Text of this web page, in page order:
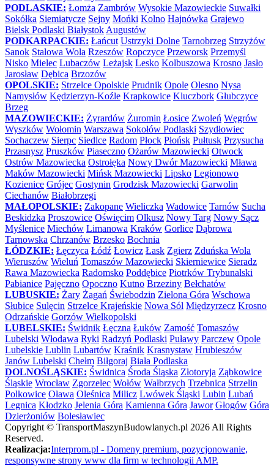
PODLASKIE: Łomża Zambrów Wysokie Mazowieckie Suwałki
Sokółka Siemiatycze Sejny Mońki Kolno Hajnówka Grajewo
Bielsk Podlaski Białystok Augustów
PODKARPACKIE: Łańcut Ustrzyki Dolne Tarnobrzeg Strzyżów
Sanok Stalowa Wola Rzeszów Ropczyce Przeworsk Przemyśl
Nisko Mielec Lubaczów Leżajsk Lesko Kolbuszowa Krosno Jasło
Jarosław Dębica Brzozów
OPOLSKIE: Strzelce Opolskie Prudnik Opole Olesno Nysa
Namysłów Kędzierzyn-Koźle Krapkowice Kluczbork Głubczyce
Brzeg
MAZOWIECKIE: Żyrardów Żuromin Łosice Zwoleń Węgrów
Wyszków Wołomin Warszawa Sokołów Podlaski Szydłowiec
Sochaczew Sierpc Siedlce Radom Płock Płońsk Pułtusk Przysucha
Przasnysz Pruszków Piaseczno Ożarów Mazowiecki Otwock
Ostrów Mazowiecka Ostrołęka Nowy Dwór Mazowiecki Mława
Maków Mazowiecki Mińsk Mazowiecki Lipsko Legionowo
Kozienice Grójec Gostynin Grodzisk Mazowiecki Garwolin
Ciechanów Białobrzegi
MAŁOPOLSKIE: Zakopane Wieliczka Wadowice Tarnów Sucha
Beskidzka Proszowice Oświęcim Olkusz Nowy Targ Nowy Sącz
Myślenice Miechów Limanowa Kraków Gorlice Dąbrowa
Tarnowska Chrzanów Brzesko Bochnia
ŁÓDZKIE: Łęczyca Łódź Łowicz Łask Zgierz Zduńska Wola
Wieruszów Wieluń Tomaszów Mazowiecki Skierniewice Sieradz
Rawa Mazowiecka Radomsko Poddębice Piotrków Trybunalski
Pabianice Pajęczno Opoczno Kutno Brzeziny Bełchatów
LUBUSKIE: Żary Żagań Świebodzin Zielona Góra Wschowa
Słubice Sulęcin Strzelce Krajeńskie Nowa Sól Międzyrzecz Krosno
Odrzańskie Gorzów Wielkopolski
LUBELSKIE: Świdnik Łęczna Łuków Zamość Tomaszów
Lubelski Włodawa Ryki Radzyń Podlaski Puławy Parczew Opole
Lubelskie Lublin Lubartów Kraśnik Krasnystaw Hrubieszów
Janów Lubelski Chełm Biłgoraj Biała Podlaska
DOLNOŚLĄSKIE: Świdnica Środa Śląska Złotoryja Ząbkowice
Śląskie Wrocław Zgorzelec Wołów Wałbrzych Trzebnica Strzelin
Polkowice Oława Oleśnica Milicz Lwówek Śląski Lubin Lubań
Legnica Kłodzko Jelenia Góra Kamienna Góra Jawor Głogów Góra
Dzierżoniów Bolesławiec
Copyright © TransportMaszynBudowlanych.pl 2026 All Rights
Reserved.
Realizacja:Interprom.pl - Domeny premium, pozycjonowanie,
responsywne strony www dla firm w technologii AMP.